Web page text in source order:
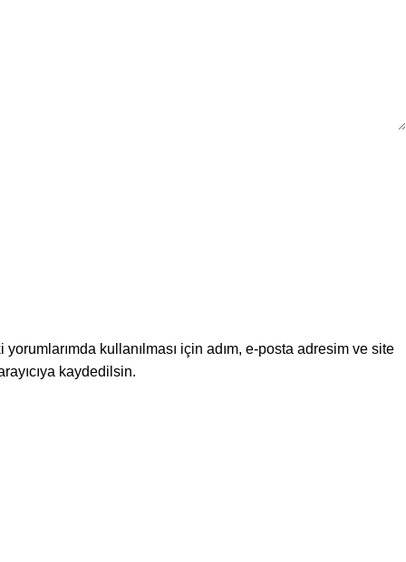
yorumlarımda kullanılması için adım, e-posta adresim ve site
kaydedilsin.